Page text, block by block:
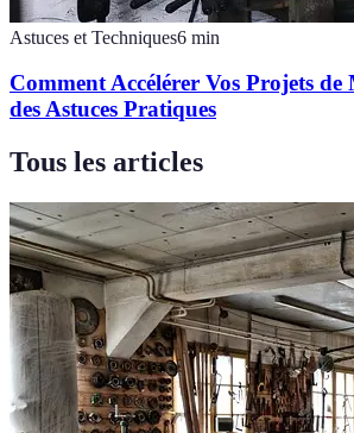
Astuces et Techniques6 min
Comment Accélérer Vos Projets de
des Astuces Pratiques
Tous les articles